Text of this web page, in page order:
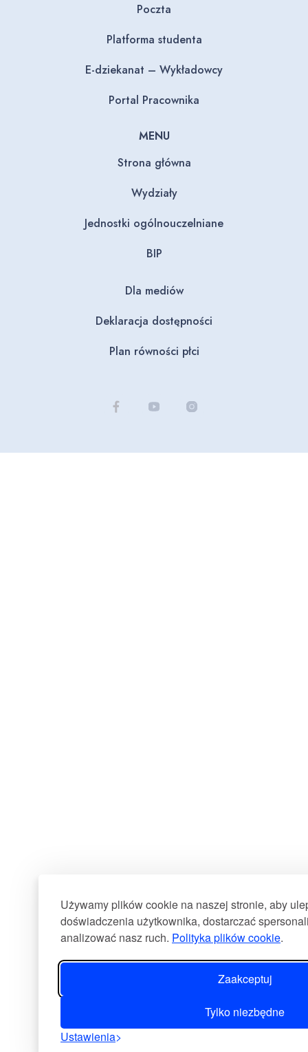
Używamy plików cookie na naszej stronie, aby
doświadczenia użytkownika, dostarczać
analizować nasz ruch. Polityka plików cookie.
Zaakceptuj
Tylko niezbędne
Ustawienia
Poczta
Platforma studenta
E-dziekanat – Wykładowcy
Portal Pracownika
MENU
Strona główna
Wydziały
Jednostki ogólnouczelniane
BIP
Dla mediów
Deklaracja dostępności
Plan równości płci